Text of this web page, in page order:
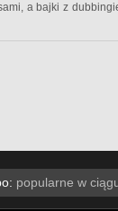
a bajki z
popularne w